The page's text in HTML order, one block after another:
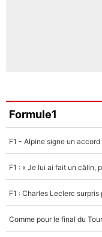
Formule1